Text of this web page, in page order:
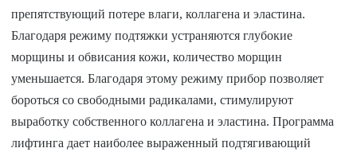
препятствующий потере влаги, коллагена и эластина.
Благодаря режиму подтяжки устраняются глубокие
морщины и обвисания кожи, количество морщин
уменьшается. Благодаря этому режиму прибор позволяет
бороться со свободными радикалами, стимулируют
выработку собственного коллагена и эластина. Программа
лифтинга дает наиболее выраженный подтягивающий